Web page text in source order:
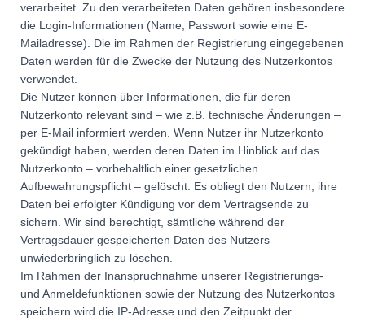
verarbeitet. Zu den verarbeiteten Daten gehören insbesondere
die Login-Informationen (Name, Passwort sowie eine E-
Mailadresse). Die im Rahmen der Registrierung eingegebenen
Daten werden für die Zwecke der Nutzung des Nutzerkontos
verwendet.
Die Nutzer können über Informationen, die für deren
Nutzerkonto relevant sind – wie z.B. technische Änderungen –
per E-Mail informiert werden. Wenn Nutzer ihr Nutzerkonto
gekündigt haben, werden deren Daten im Hinblick auf das
Nutzerkonto – vorbehaltlich einer gesetzlichen
Aufbewahrungspflicht – gelöscht. Es obliegt den Nutzern, ihre
Daten bei erfolgter Kündigung vor dem Vertragsende zu
sichern. Wir sind berechtigt, sämtliche während der
Vertragsdauer gespeicherten Daten des Nutzers
unwiederbringlich zu löschen.
Im Rahmen der Inanspruchnahme unserer Registrierungs-
und Anmeldefunktionen sowie der Nutzung des Nutzerkontos
speichern wird die IP-Adresse und den Zeitpunkt der